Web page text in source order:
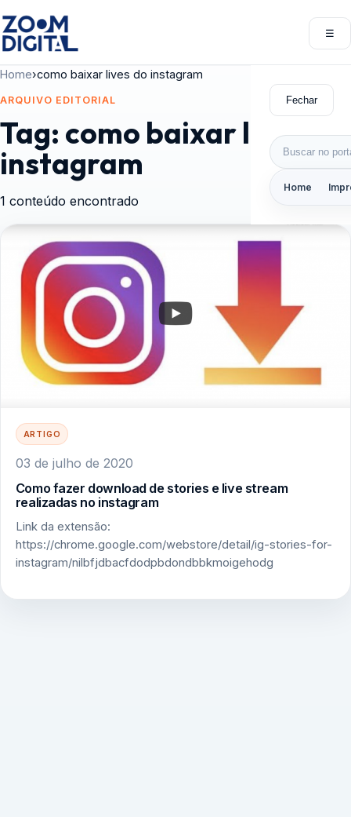
☰
Fechar
Buscar por:
Home
Home›como baixar lives do instagram
ARQUIVO EDITORIAL
Tag: como baixar lives do
instagram
1 conteúdo encontrado
ARTIGO
03 de julho de 2020
Como fazer download de stories e live stream
realizadas no instagram
Link da extensão:
https://chrome.google.com/webstore/detail/ig-stories-for-
instagram/nilbfjdbacfdodpbdondbbkmoigehodg